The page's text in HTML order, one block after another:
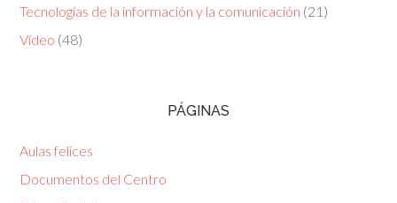
Tecnologías de la información y la comunicación (21)
Vídeo (48)
PÁGINAS
Aulas felices
Documentos del Centro